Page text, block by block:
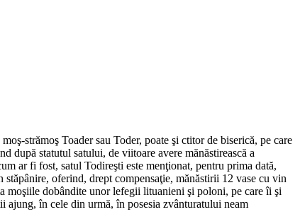
strămoş Toader sau Toder, poate şi ctitor de biserică, pe care
după statutul satului, de viitoare avere mănăstirească a
ar fi fost, satul Todireşti este menţionat, pentru prima dată,
oferind, drept compensaţie, mănăstirii 12 vase cu vin
moşiile dobândite unor lefegii lituanieni şi poloni, pe care îi şi
în cele din urmă, în posesia zvânturatului neam